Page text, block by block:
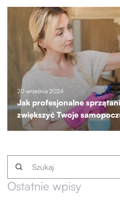
20 września 2024
Jak profesjonalne
zwiększyć Twoje
Ostatnie wpisy